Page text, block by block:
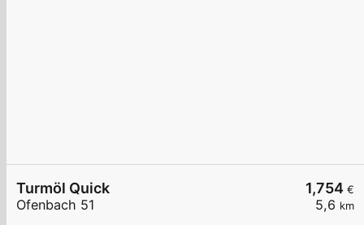
1,754 €
5,6 km
Turmöl Quick
Ofenbach 51